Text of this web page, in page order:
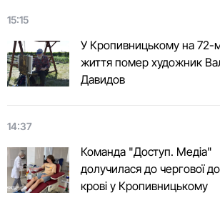
15:15
У Кропивницькому на 72-
життя помер художник
Давидов
14:37
Команда "Доступ. Медіа"
долучилася до чергової
крові у Кропивницькому